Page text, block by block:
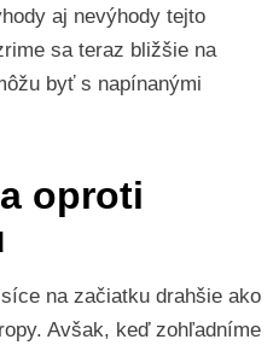
aj nevýhody tejto
sa teraz bližšie na
byť s napínanými
oproti
na začiatku drahšie ako
Avšak, keď zohľadníme